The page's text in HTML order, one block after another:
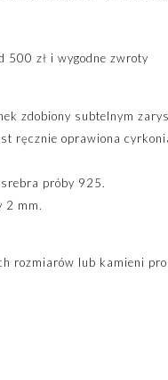
500 zł i wygodne zwroty
zdobiony subtelnym
ręcznie oprawiona
próby 925.
2 mm.
rozmiarów lub kamieni